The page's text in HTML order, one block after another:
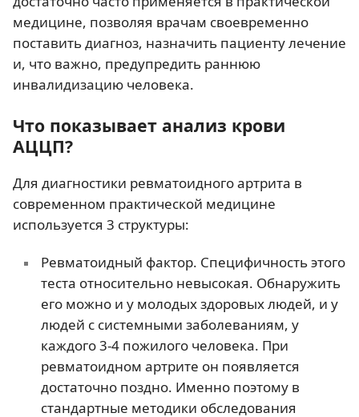
медицине, позволяя врачам своевременно
поставить диагноз, назначить пациенту лечение
и, что важно, предупредить раннюю
инвалидизацию человека.
Что показывает анализ крови
АЦЦП?
Для диагностики ревматоидного артрита в
современном практической медицине
используется 3 структуры:
Ревматоидный фактор. Специфичность этого
теста относительно невысокая. Обнаружить
его можно и у молодых здоровых людей, и у
людей с системными заболеваниям, у
каждого 3-4 пожилого человека. При
ревматоидном артрите он появляется
достаточно поздно. Именно поэтому в
стандартные методики обследования